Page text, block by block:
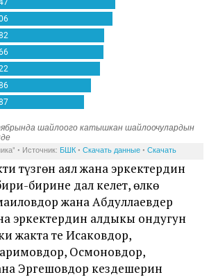
түзгөн аял жана эркектердин
бирине дал келет, өлкө
жана Абдуллаевдер
эркектердин алдыңкы ондугун
жакта тең Исаковдор,
Осмоновдор,
Эргешовдор кездешерин